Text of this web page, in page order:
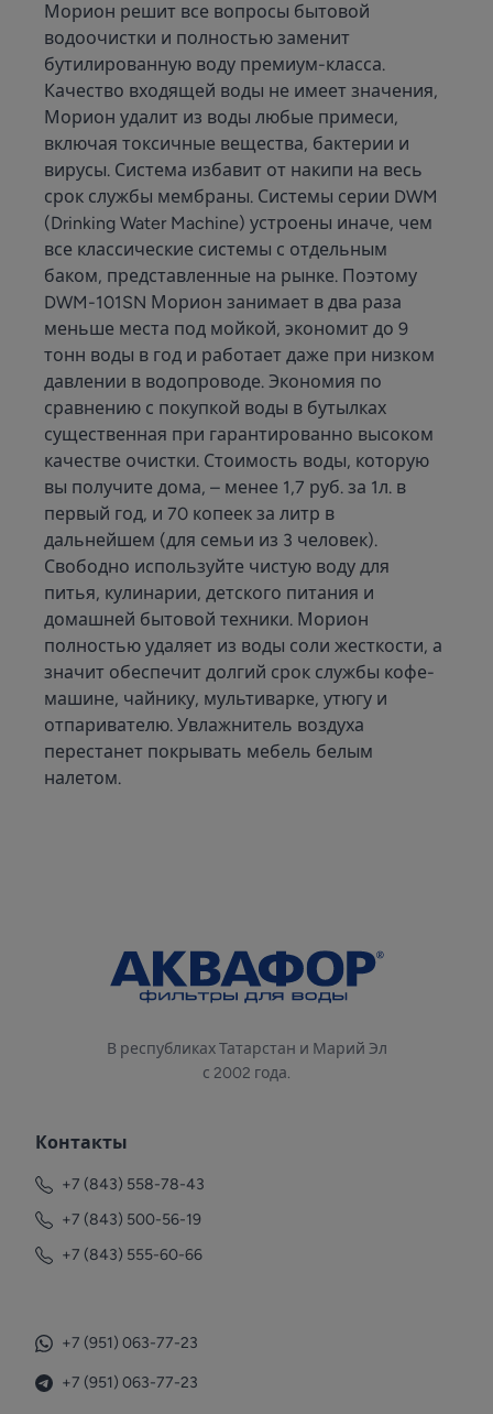
Морион решит все вопросы бытовой
водоочистки и полностью заменит
бутилированную воду премиум-класса.
Качество входящей воды не имеет значения,
Морион удалит из воды любые примеси,
включая токсичные вещества, бактерии и
вирусы. Система избавит от накипи на весь
срок службы мембраны. Системы серии DWM
(Drinking Water Machine) устроены иначе, чем
все классические системы с отдельным
баком, представленные на рынке. Поэтому
DWM-101SN Морион занимает в два раза
меньше места под мойкой, экономит до 9
тонн воды в год и работает даже при низком
давлении в водопроводе. Экономия по
сравнению с покупкой воды в бутылках
существенная при гарантированно высоком
качестве очистки. Стоимость воды, которую
вы получите дома, – менее 1,7 руб. за 1л. в
первый год, и 70 копеек за литр в
дальнейшем (для семьи из 3 человек).
Свободно используйте чистую воду для
питья, кулинарии, детского питания и
домашней бытовой техники. Морион
полностью удаляет из воды соли жесткости, а
значит обеспечит долгий срок службы кофе-
машине, чайнику, мультиварке, утюгу и
отпаривателю. Увлажнитель воздуха
перестанет покрывать мебель белым
налетом.
В республиках Татарстан и Марий Эл
с 2002 года.
Контакты
+7 (843) 558-78-43
+7 (843) 500-56-19
+7 (843) 555-60-66
+7 (951) 063-77-23
+7 (951) 063-77-23